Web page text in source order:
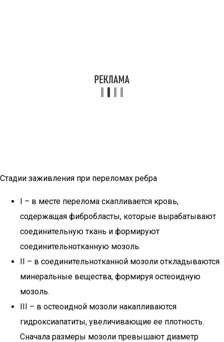
Стадии заживления при переломах ребра
I – в месте перелома скапливается кровь,
содержащая фибробласты, которые вырабатывают
соединительную ткань и формируют
соединительнотканную мозоль.
II – в соединительнотканной мозоли откладываются
минеральные вещества, формируя остеоидную
мозоль.
III – в остеоидной мозоли накапливаются
гидроксиапатиты, увеличивающие ее плотность.
Сначала размеры мозоли превышают диаметр